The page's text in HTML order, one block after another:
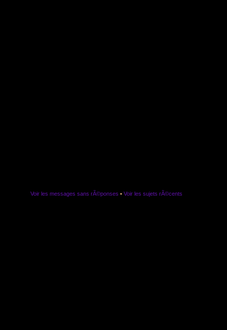
Voir les messages sans rÃ©ponses • Voir les sujets rÃ©cents